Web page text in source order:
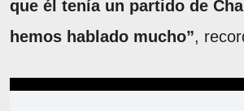
que él tenía un partido de
hemos hablado mucho”,